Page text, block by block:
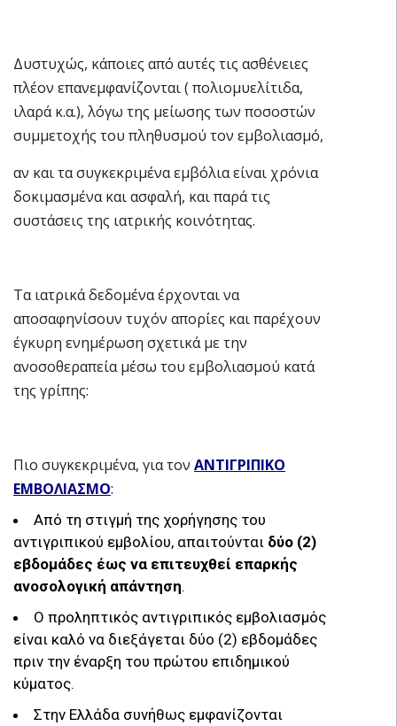
Δυστυχώς, κάποιες από αυτές τις ασθένειες
πλέον επανεμφανίζονται ( πολιομυελίτιδα,
ιλαρά κ.α.), λόγω της μείωσης των ποσοστών
συμμετοχής του πληθυσμού τον εμβολιασμό,
αν και τα συγκεκριμένα εμβόλια είναι χρόνια
δοκιμασμένα και ασφαλή, και παρά τις
συστάσεις της ιατρικής κοινότητας.
Τα ιατρικά δεδομένα έρχονται να
αποσαφηνίσουν τυχόν απορίες και παρέχουν
έγκυρη ενημέρωση σχετικά με την
ανοσοθεραπεία μέσω του εμβολιασμού κατά
της γρίπης:
Πιο συγκεκριμένα, για τον ΑΝΤΙΓΡΙΠΙΚΟ
ΕΜΒΟΛΙΑΣΜΟ:
Από τη στιγμή της χορήγησης του
αντιγριπικού εμβολίου, απαιτούνται δύο (2)
εβδομάδες έως να επιτευχθεί επαρκής
ανοσολογική απάντηση.
Ο προληπτικός αντιγριπικός εμβολιασμός
είναι καλό να διεξάγεται δύο (2) εβδομάδες
πριν την έναρξη του πρώτου επιδημικού
κύματος.
Στην Ελλάδα συνήθως εμφανίζονται